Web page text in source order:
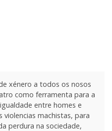
xénero a todos os nosos
como ferramenta para a
entre homes e
machistas, para
perdura na sociedade,